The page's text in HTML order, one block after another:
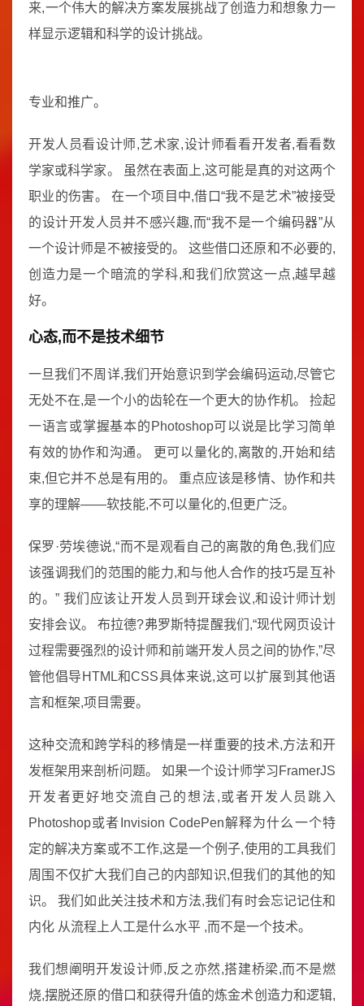
来,一个伟大的解决方案发展挑战了创造力和想象力一
样显示逻辑和科学的设计挑战。
专业和推广。
开发人员看设计师,艺术家,设计师看看开发者,看看数
学家或科学家。 虽然在表面上,这可能是真的对这两个
职业的伤害。 在一个项目中,借口“我不是艺术”被接受
的设计开发人员并不感兴趣,而“我不是一个编码器”从
一个设计师是不被接受的。 这些借口还原和不必要的,
创造力是一个暗流的学科,和我们欣赏这一点,越早越
好。
心态,而不是技术细节
一旦我们不周详,我们开始意识到学会编码运动,尽管它
无处不在,是一个小的齿轮在一个更大的协作机。 捡起
一语言或掌握基本的Photoshop可以说是比学习简单
有效的协作和沟通。 更可以量化的,离散的,开始和结
束,但它并不总是有用的。 重点应该是移情、协作和共
享的理解——软技能,不可以量化的,但更广泛。
保罗·劳埃德说,“而不是观看自己的离散的角色,我们应
该强调我们的范围的能力,和与他人合作的技巧是互补
的。” 我们应该让开发人员到开球会议,和设计师计划
安排会议。 布拉德?弗罗斯特提醒我们,“现代网页设计
过程需要强烈的设计师和前端开发人员之间的协作,”尽
管他倡导HTML和CSS具体来说,这可以扩展到其他语
言和框架,项目需要。
这种交流和跨学科的移情是一样重要的技术,方法和开
发框架用来剖析问题。 如果一个设计师学习FramerJS
开发者更好地交流自己的想法,或者开发人员跳入
Photoshop或者Invision CodePen解释为什么一个特
定的解决方案或不工作,这是一个例子,使用的工具我们
周围不仅扩大我们自己的内部知识,但我们的其他的知
识。 我们如此关注技术和方法,我们有时会忘记记住和
内化 从流程上人工是什么水平 ,而不是一个技术。
我们想阐明开发设计师,反之亦然,搭建桥梁,而不是燃
烧,摆脱还原的借口和获得升值的炼金术创造力和逻辑,